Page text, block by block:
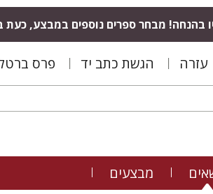
בהנחה! מבחר ספרים נוספים במבצע, כעת
עזרה הגשת כתב יד פרס
מבצעים